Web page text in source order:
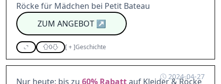
Röcke für Mädchen bei Petit Bateau
ZUM ANGEBOT↗
0 [+]Geschichte
2024-04-27
Nur heute: bis zu 60% Rabattauf Kleider & Röcke